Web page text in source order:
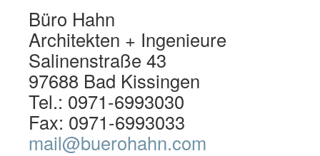
Büro Hahn
Architekten + Ingenieure
Salinenstraße 43
97688 Bad Kissingen
Tel.: 0971-6993030
Fax: 0971-6993033
mail@buerohahn.com